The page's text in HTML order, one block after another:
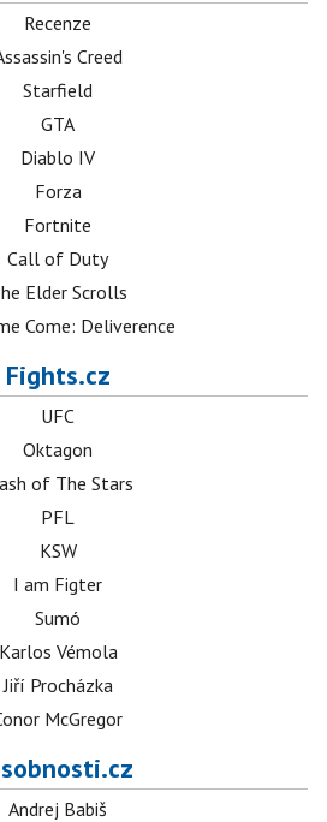
Recenze
Creed
Starfield
GTA
Diablo IV
Forza
Fortnite
Call of Duty
Elder Scrolls
Come: Deliverence
Fights.cz
UFC
Oktagon
of The Stars
PFL
KSW
I am Figter
Sumó
Karlos Vémola
Jiří Procházka
McGregor
Andrej Babiš